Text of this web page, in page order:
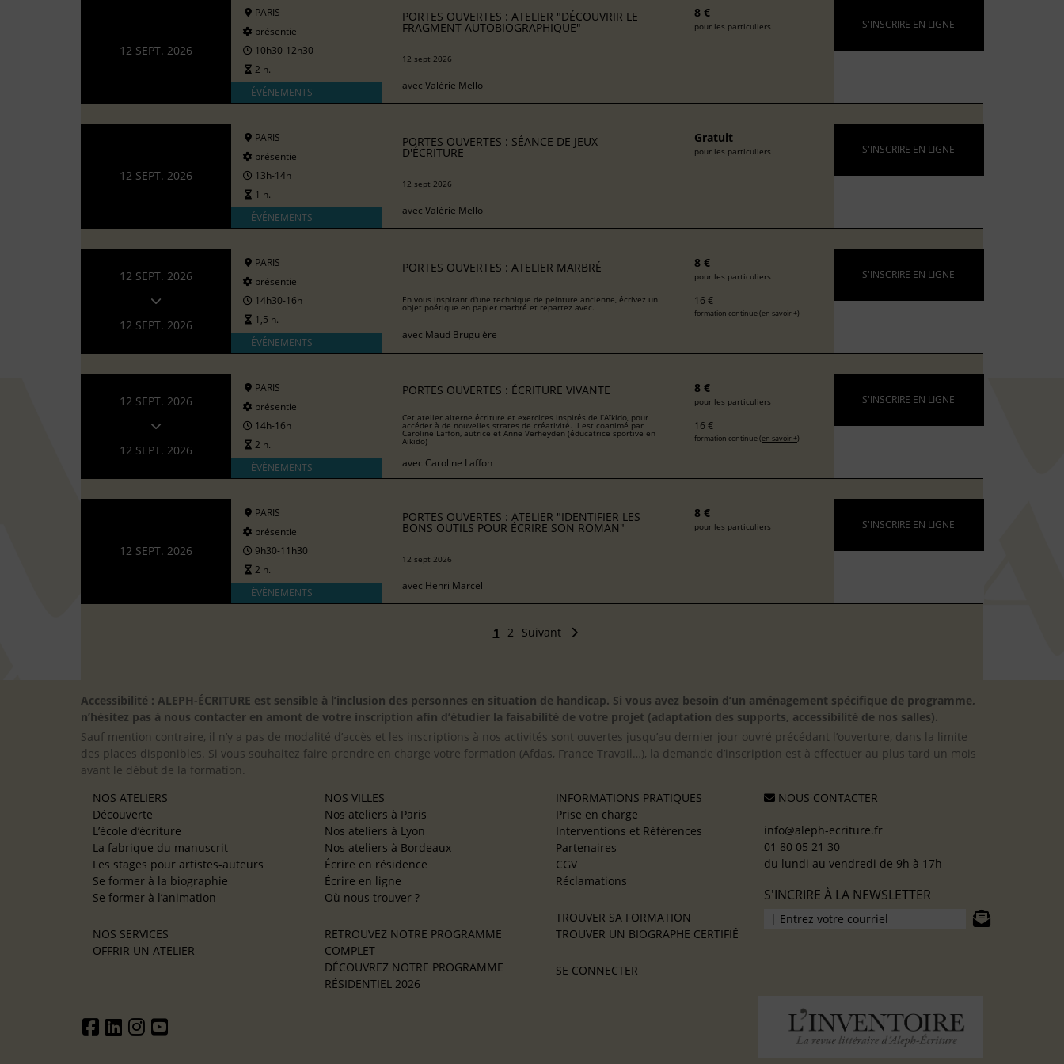
12 SEPT. 2026
PARIS
présentiel
10h30-12h30
2 h.
ÉVÉNEMENTS
PORTES OUVERTES : ATELIER "DÉCOUVRIR LE
FRAGMENT AUTOBIOGRAPHIQUE"
12 sept 2026
avec Valérie Mello
8 €
pour les particuliers S'INSCRIRE EN LIGNE
12 SEPT. 2026
PARIS
présentiel
13h-14h
1 h.
ÉVÉNEMENTS
PORTES OUVERTES : SÉANCE DE JEUX
D'ÉCRITURE
12 sept 2026
avec Valérie Mello
Gratuit
pour les particuliers S'INSCRIRE EN LIGNE
12 SEPT. 2026
12 SEPT. 2026
PARIS
présentiel
14h30-16h
1,5 h.
ÉVÉNEMENTS
PORTES OUVERTES : ATELIER MARBRÉ
En vous inspirant d'une technique de peinture ancienne, écrivez un
objet poétique en papier marbré et repartez avec.
avec Maud Bruguière
8 €
pour les particuliers
16 €
formation continue (en savoir +)
S'INSCRIRE EN LIGNE
12 SEPT. 2026
12 SEPT. 2026
PARIS
présentiel
14h-16h
2 h.
ÉVÉNEMENTS
PORTES OUVERTES : ÉCRITURE VIVANTE
Cet atelier alterne écriture et exercices inspirés de l’Aïkido, pour
accéder à de nouvelles strates de créativité. Il est coanimé par
Caroline Laffon, autrice et Anne Verheÿden (éducatrice sportive en
Aïkido)
avec Caroline Laffon
8 €
pour les particuliers
16 €
formation continue (en savoir +)
S'INSCRIRE EN LIGNE
12 SEPT. 2026
PARIS
présentiel
9h30-11h30
2 h.
ÉVÉNEMENTS
PORTES OUVERTES : ATELIER "IDENTIFIER LES
BONS OUTILS POUR ÉCRIRE SON ROMAN"
12 sept 2026
avec Henri Marcel
8 €
pour les particuliers S'INSCRIRE EN LIGNE
1 2 Suivant
Accessibilité : ALEPH-ÉCRITURE est sensible à l’inclusion des personnes en situation de handicap. Si vous avez besoin d’un aménagement spécifique de programme,
n’hésitez pas à nous contacter en amont de votre inscription afin d’étudier la faisabilité de votre projet (adaptation des supports, accessibilité de nos salles).
Sauf mention contraire, il n’y a pas de modalité d’accès et les inscriptions à nos activités sont ouvertes jusqu’au dernier jour ouvré précédant l’ouverture, dans la limite
des places disponibles. Si vous souhaitez faire prendre en charge votre formation (Afdas, France Travail…), la demande d’inscription est à effectuer au plus tard un mois
avant le début de la formation.
NOS ATELIERS
Découverte
L’école d’écriture
La fabrique du manuscrit
Les stages pour artistes-auteurs
Se former à la biographie
Se former à l’animation
NOS SERVICES
OFFRIR UN ATELIER
NOS VILLES
Nos ateliers à Paris
Nos ateliers à Lyon
Nos ateliers à Bordeaux
Écrire en résidence
Écrire en ligne
Où nous trouver ?
RETROUVEZ NOTRE PROGRAMME
COMPLET
DÉCOUVREZ NOTRE PROGRAMME
RÉSIDENTIEL 2026
INFORMATIONS PRATIQUES
Prise en charge
Interventions et Références
Partenaires
CGV
Réclamations
TROUVER SA FORMATION
TROUVER UN BIOGRAPHE CERTIFIÉ
SE CONNECTER
NOUS CONTACTER
info@aleph-ecriture.fr
01 80 05 21 30
du lundi au vendredi de 9h à 17h
S'INCRIRE À LA NEWSLETTER